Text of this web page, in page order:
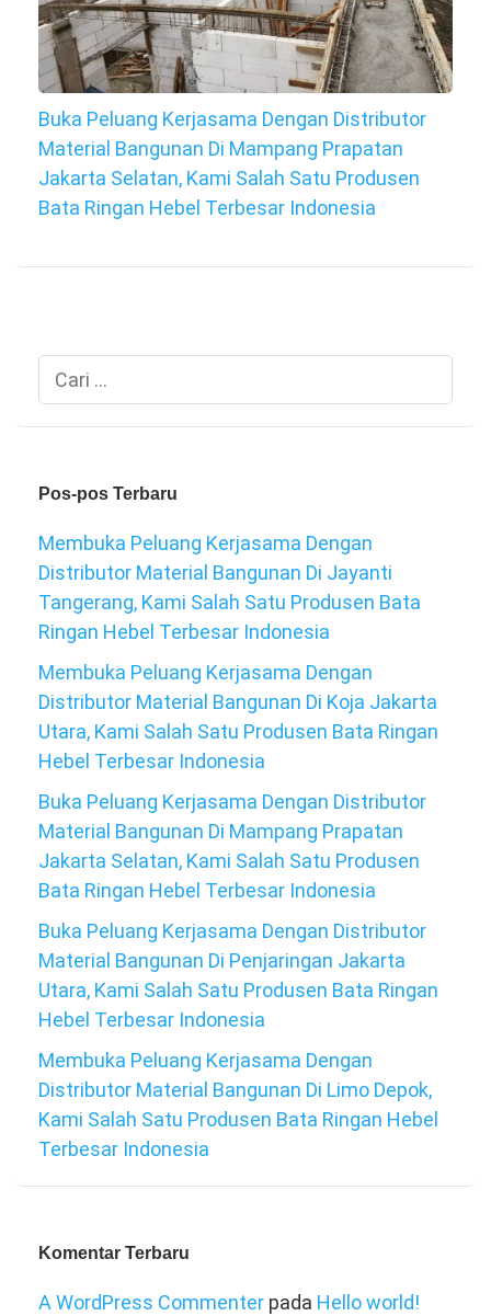
Buka Peluang Kerjasama Dengan Distributor
Material Bangunan Di Mampang Prapatan
Jakarta Selatan, Kami Salah Satu Produsen
Bata Ringan Hebel Terbesar Indonesia
Cari
untuk:
Pos-pos Terbaru
Membuka Peluang Kerjasama Dengan
Distributor Material Bangunan Di Jayanti
Tangerang, Kami Salah Satu Produsen Bata
Ringan Hebel Terbesar Indonesia
Membuka Peluang Kerjasama Dengan
Distributor Material Bangunan Di Koja Jakarta
Utara, Kami Salah Satu Produsen Bata Ringan
Hebel Terbesar Indonesia
Buka Peluang Kerjasama Dengan Distributor
Material Bangunan Di Mampang Prapatan
Jakarta Selatan, Kami Salah Satu Produsen
Bata Ringan Hebel Terbesar Indonesia
Buka Peluang Kerjasama Dengan Distributor
Material Bangunan Di Penjaringan Jakarta
Utara, Kami Salah Satu Produsen Bata Ringan
Hebel Terbesar Indonesia
Membuka Peluang Kerjasama Dengan
Distributor Material Bangunan Di Limo Depok,
Kami Salah Satu Produsen Bata Ringan Hebel
Terbesar Indonesia
Komentar Terbaru
A WordPress Commenter pada Hello world!